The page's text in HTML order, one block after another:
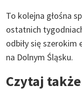
To kolejna głośna
ostatnich
odbiły się szerokim
na Dolnym Śląsku.
Czytaj